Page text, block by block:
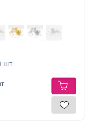
шт